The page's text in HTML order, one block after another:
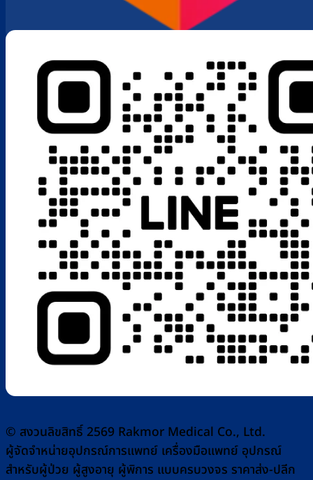
© สงวนลิขสิทธิ์ 2569 Rakmor Medical Co., Ltd.
ผู้จัดจำหน่ายอุปกรณ์การแพทย์ เครื่องมือแพทย์ อุปกรณ์
สำหรับผู้ป่วย ผู้สูงอายุ ผู้พิการ แบบครบวงจร ราคาส่ง-ปลีก